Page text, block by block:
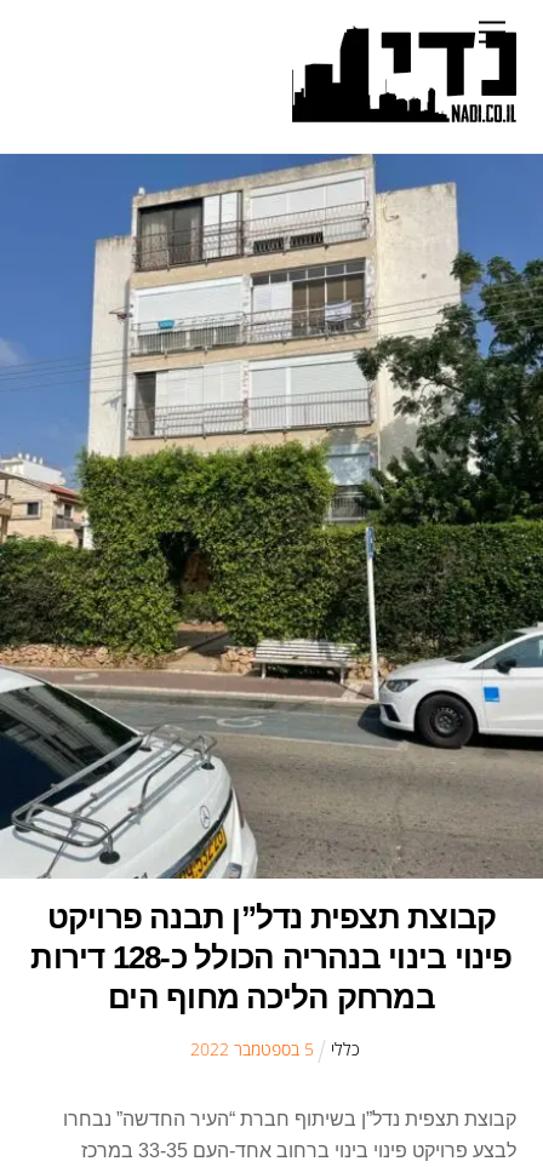
content
Menu
קבוצת תצפית נדל”ן תבנה פרויקט
פינוי בינוי בנהריה הכולל כ-128 דירות
במרחק הליכה מחוף הים
כללי 5 בספטמבר 2022
קבוצת תצפית נדל”ן בשיתוף חברת “העיר החדשה” נבחרו
לבצע פרויקט פינוי בינוי ברחוב אחד-העם 33-35 במרכז